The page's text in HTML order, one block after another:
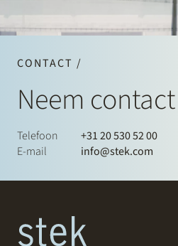
CONTACT /
Neem
Telefoon
+31 20 530 52 00
E-mail
info@stek.com